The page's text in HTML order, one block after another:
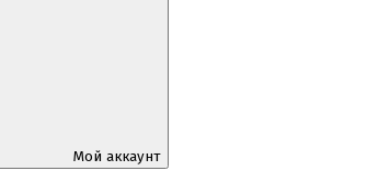
Мой аккаунт